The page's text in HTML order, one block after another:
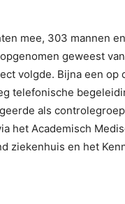
mee, 303 mannen
geweest
volgde. Bijna een
telefonische
als
het Academisch
ziekenhuis en het